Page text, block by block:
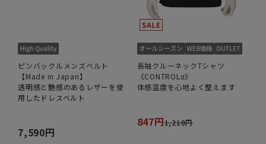
ピンバックルメンズベルト
【Made in Japan】
透明感と艶感のあるレザーを使
用したドレスベルト
7,590円
長袖クルーネックTシャツ
《CONTROLα》
体感温度を心地よく整えます
847円1,210円